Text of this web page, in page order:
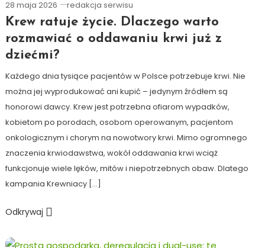
28 maja 2026 redakcja serwisu
Krew ratuje życie. Dlaczego warto
rozmawiać o oddawaniu krwi już z
dziećmi?
Każdego dnia tysiące pacjentów w Polsce potrzebuje krwi. Nie
można jej wyprodukować ani kupić – jedynym źródłem są
honorowi dawcy. Krew jest potrzebna ofiarom wypadków,
kobietom po porodach, osobom operowanym, pacjentom
onkologicznym i chorym na nowotwory krwi. Mimo ogromnego
znaczenia krwiodawstwa, wokół oddawania krwi wciąż
funkcjonuje wiele lęków, mitów i niepotrzebnych obaw. Dlatego
kampania Krewniacy […]
Odkrywaj